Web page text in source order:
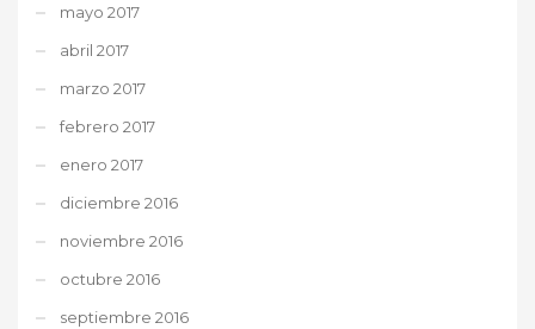
mayo 2017
abril 2017
marzo 2017
febrero 2017
enero 2017
diciembre 2016
noviembre 2016
octubre 2016
septiembre 2016